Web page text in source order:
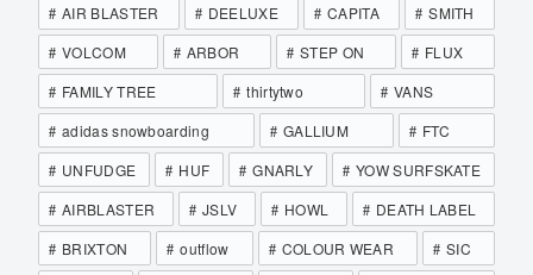
AIR BLASTER
DEELUXE CAPITA
SMITH
VOLCOM
ARBOR STEP ON
FLUX
FAMILY TREE
thirtytwo
VANS
adidas snowboarding
GALLIUM
FTC
UNFUDGE
HUF GNARLY
YOW SURFSKATE
AIRBLASTER
JSLV HOWL
DEATH LABEL
BRIXTON
outflow COLOUR WEAR
SIC